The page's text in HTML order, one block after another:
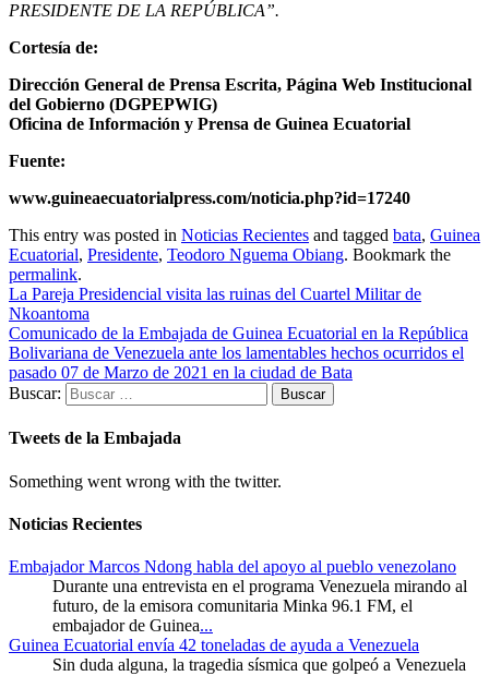
PRESIDENTE DE LA REPÚBLICA”.
Cortesía de:
Dirección General de Prensa Escrita, Página Web Institucional
del Gobierno (DGPEPWIG)
Oficina de Información y Prensa de Guinea Ecuatorial
Fuente:
www.guineaecuatorialpress.com/noticia.php?id=17240
This entry was posted in Noticias Recientes and tagged bata, Guinea
Ecuatorial, Presidente, Teodoro Nguema Obiang. Bookmark the
permalink.
La Pareja Presidencial visita las ruinas del Cuartel Militar de
Nkoantoma
Comunicado de la Embajada de Guinea Ecuatorial en la República
Bolivariana de Venezuela ante los lamentables hechos ocurridos el
pasado 07 de Marzo de 2021 en la ciudad de Bata
Buscar:
Tweets de la Embajada
Something went wrong with the twitter.
Noticias Recientes
Embajador Marcos Ndong habla del apoyo al pueblo venezolano
Durante una entrevista en el programa Venezuela mirando al
futuro, de la emisora comunitaria Minka 96.1 FM, el
embajador de Guinea...
Guinea Ecuatorial envía 42 toneladas de ayuda a Venezuela
Sin duda alguna, la tragedia sísmica que golpeó a Venezuela